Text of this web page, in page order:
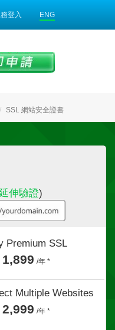
登入 ENG
SSL 網站安全證書
伸驗證)
Premium SSL
1,899 /年 *
Multiple Websites
2,999 /年 *